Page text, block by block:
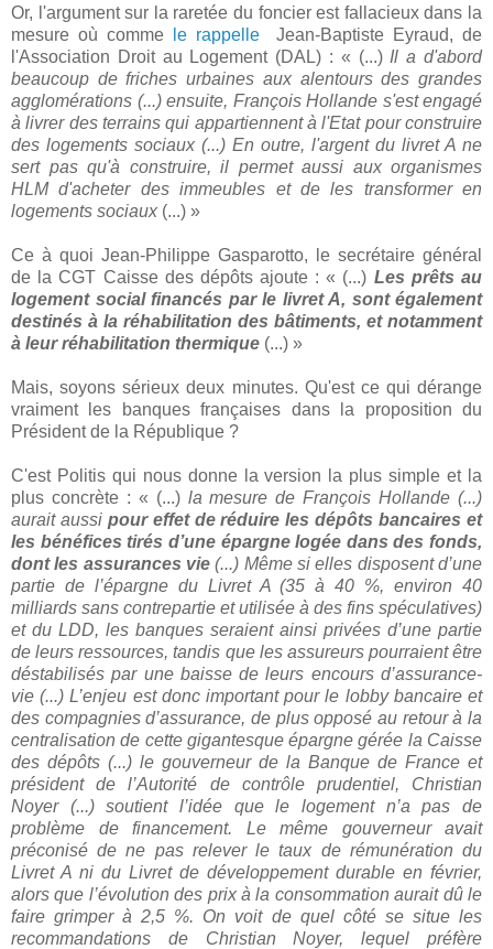
Or, l'argument sur la raretée du foncier est fallacieux dans la
mesure où comme
le rappelleJean-Baptiste Eyraud, de
l'Association Droit au Logement (DAL) : « (...) Il a d'abord
beaucoup de friches urbaines aux alentours des grandes
agglomérations (...) ensuite, François Hollande s'est engagé
à livrer des terrains qui appartiennent à l'Etat pour construire
des logements sociaux (...) En outre, l'argent du livret A ne
sert pas qu'à construire, il permet aussi aux organismes
HLM d'acheter des immeubles et de les transformer en
logements sociaux (...) »
Ce à quoi Jean-Philippe Gasparotto, le secrétaire général
de la CGT Caisse des dépôts ajoute : « (...) Les prêts au
logement social financés par le livret A, sont également
destinés à la réhabilitation des bâtiments, et notamment
à leur réhabilitation thermique (...) »
Mais, soyons sérieux deux minutes. Qu'est ce qui dérange
vraiment les banques françaises dans la proposition du
Président de la République ?
C'est Politis qui nous donne la version la plus simple et la
plus concrète : « (...) la mesure de François Hollande (...)
aurait aussi pour effet de réduire les dépôts bancaires et
les bénéfices tirés d’une épargne logée dans des fonds,
dont les assurances vie (...) Même si elles disposent d’une
partie de l’épargne du Livret A (35 à 40 %, environ 40
milliards sans contrepartie et utilisée à des fins spéculatives)
et du LDD, les banques seraient ainsi privées d’une partie
de leurs ressources, tandis que les assureurs pourraient être
déstabilisés par une baisse de leurs encours d’assurance-
vie (...) L’enjeu est donc important pour le lobby bancaire et
des compagnies d’assurance, de plus opposé au retour à la
centralisation de cette gigantesque épargne gérée la Caisse
des dépôts (...) le gouverneur de la Banque de France et
président de l’Autorité de contrôle prudentiel, Christian
Noyer (...) soutient l’idée que le logement n’a pas de
problème de financement. Le même gouverneur avait
préconisé de ne pas relever le taux de rémunération du
Livret A ni du Livret de développement durable en février,
alors que l’évolution des prix à la consommation aurait dû le
faire grimper à 2,5 %. On voit de quel côté se situe les
recommandations de Christian Noyer, lequel préfère